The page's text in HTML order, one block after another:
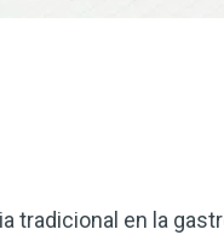
tradicional en la